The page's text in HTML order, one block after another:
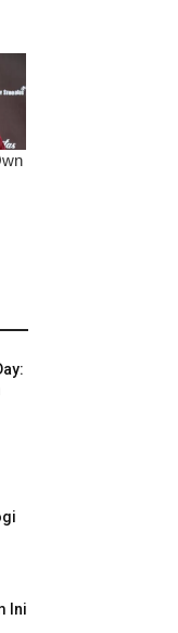
Ini